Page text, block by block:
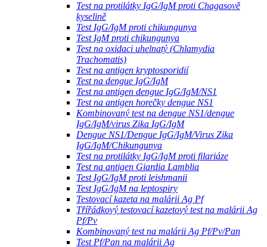
Test na protilátky IgG/IgM proti Chagasově
kyselině
Test IgG/IgM proti chikungunya
Test IgM proti chikungunya
Test na oxidaci uhelnatý (Chlamydia
Trachomatis)
Test na antigen kryptosporidií
Test na dengue IgG/IgM
Test na antigen dengue IgG/IgM/NS1
Test na antigen horečky dengue NS1
Kombinovaný test na dengue NS1/dengue
IgG/IgM/virus Zika IgG/IgM
Dengue NS1/Dengue IgG/IgM/Virus Zika
IgG/IgM/Chikungunya
Test na protilátky IgG/IgM proti filariáze
Test na antigen Giardia Lamblia
Test IgG/IgM proti leishmanii
Test IgG/IgM na leptospiry
Testovací kazeta na malárii Ag Pf
Třířádkový testovací kazetový test na malárii Ag
Pf/Pv
Kombinovaný test na malárii Ag Pf/Pv/Pan
Test Pf/Pan na malárii Ag